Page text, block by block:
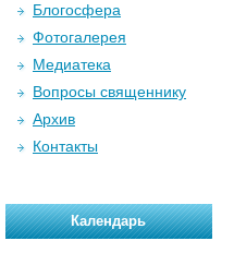
Блогосфера
Фотогалерея
Медиатека
Вопросы священнику
Архив
Контакты
Календарь